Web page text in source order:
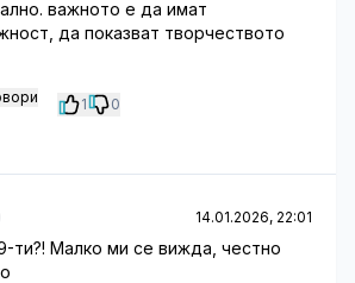
важното е да имат
да показват творчеството
1 0
14.01.2026, 22:01
ти?! Малко ми се вижда, честно